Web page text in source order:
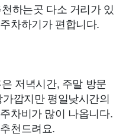
하는곳 다소 거리가 있
차하기가 편합니다.
저녁시간, 주말 방문
깝지만 평일낮시간의
차비가 많이 나옵니다.
천드려요.